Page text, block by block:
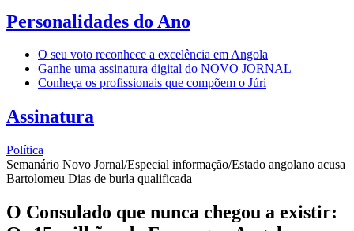
Personalidades do Ano
O seu voto reconhece a excelência em Angola
Ganhe uma assinatura digital do NOVO JORNAL
Conheça os profissionais que compõem o Júri
Assinatura
Política
Semanário Novo Jornal/Especial informação/Estado angolano acusa
Bartolomeu Dias de burla qualificada
O Consulado que nunca chegou a existir: